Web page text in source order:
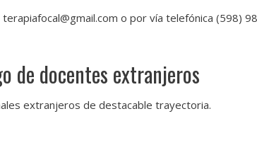
o por vía telefónica (598)
de docentes extranjeros
extranjeros de destacable trayectoria.